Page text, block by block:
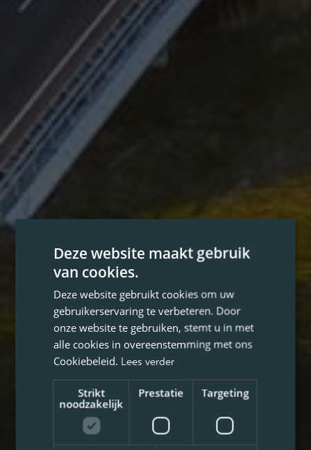
Deze website maakt gebruik
van cookies.
Deze website gebruikt cookies om uw
gebruikerservaring te verbeteren. Door
onze website te gebruiken, stemt u in met
alle cookies in overeenstemming met ons
Cookiebeleid. Lees verder
Strikt
noodzakelijk
Prestatie Targeting